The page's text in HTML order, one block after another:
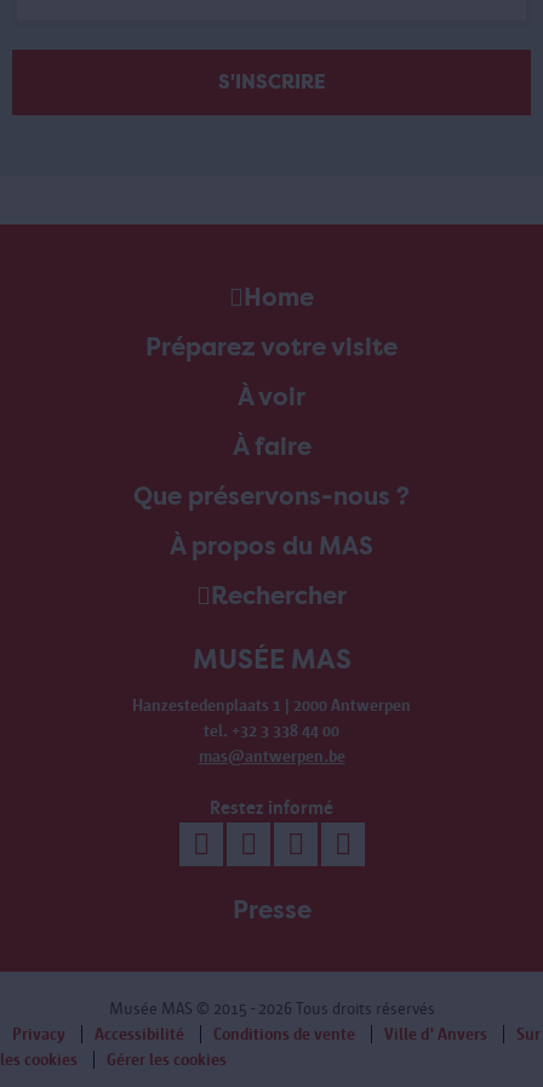
Home
Préparez votre visite
À voir
À faire
Que préservons-nous ?
À propos du MAS
Rechercher
MUSÉE MAS
Hanzestedenplaats 1 | 2000 Antwerpen
tel. +32 3 338 44 00
mas@antwerpen.be
Restez informé
Presse
Musée MAS © 2015 - 2026 Tous droits réservés
Privacy
Accessibilité Conditions de vente Ville d' Anvers
Sur
les cookies
Gérer les cookies